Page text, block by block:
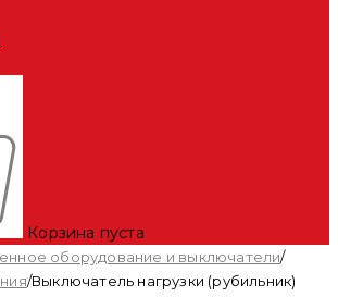
Корзина пуста
оборудование и выключатели/
/Выключатель нагрузки (рубильник)